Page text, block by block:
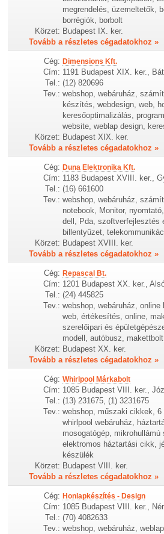
megrendelés, üzemeltetők,
borrégiók, borbolt
Körzet: Budapest IX. ker.
Tovább a részletes cégadatokhoz »
Cég: Dimensions Kft.
Cím: 1191 Budapest XIX. ker.,
Tel.: (12) 820696
Tev.: webshop, webáruház,
készítés, webdesign, web,
keresőoptimalizálás,
website, weblap design,
Körzet: Budapest XIX. ker.
Tovább a részletes cégadatokhoz »
Cég: Duna Elektronika Kft.
Cím: 1183 Budapest XVIII. ker.,
Tel.: (16) 661600
Tev.: webshop, webáruház,
notebook, Monitor,
dell, Pda, szoftverfejlesztés
billentyűzet,
Körzet: Budapest XVIII. ker.
Tovább a részletes cégadatokhoz »
Cég: Repascal Bt.
Cím: 1201 Budapest XX. ker.,
Tel.: (24) 445825
Tev.: webshop, webáruház,
web, értékesítés, online,
szerelőipari és
modell, autóbusz,
Körzet: Budapest XX. ker.
Tovább a részletes cégadatokhoz »
Cég: Whirlpool Márkabolt
Cím: 1085 Budapest VIII. ker.,
Tel.: (13) 231675, (1) 3231675
Tev.: webshop, műszaki cikkek, 6
whirlpool webáruház,
mosogatógép,
elektromos háztartási cikk,
készülék
Körzet: Budapest VIII. ker.
Tovább a részletes cégadatokhoz »
Cég: Honlapkészítés - Design
Cím: 1085 Budapest VIII. ker.,
Tel.: (70) 4082633
Tev.: webshop, webáruház,